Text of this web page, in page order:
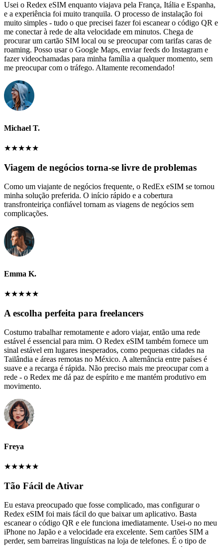
Usei o Redex eSIM enquanto viajava pela França, Itália e Espanha,
e a experiência foi muito tranquila. O processo de instalação foi
muito simples - tudo o que precisei fazer foi escanear o código QR e
me conectar à rede de alta velocidade em minutos. Chega de
procurar um cartão SIM local ou se preocupar com tarifas caras de
roaming. Posso usar o Google Maps, enviar feeds do Instagram e
fazer videochamadas para minha família a qualquer momento, sem
me preocupar com o tráfego. Altamente recomendado!
Michael T.
★★★★★
Viagem de negócios torna-se livre de problemas
Como um viajante de negócios frequente, o RedEx eSIM se tornou
minha solução preferida. O início rápido e a cobertura
transfronteiriça confiável tornam as viagens de negócios sem
complicações.
Emma K.
★★★★★
A escolha perfeita para freelancers
Costumo trabalhar remotamente e adoro viajar, então uma rede
estável é essencial para mim. O Redex eSIM também fornece um
sinal estável em lugares inesperados, como pequenas cidades na
Tailândia e áreas remotas no México. A alternância entre países é
suave e a recarga é rápida. Não preciso mais me preocupar com a
rede - o Redex me dá paz de espírito e me mantém produtivo em
movimento.
Freya
★★★★★
Tão Fácil de Ativar
Eu estava preocupado que fosse complicado, mas configurar o
Redex eSIM foi mais fácil do que baixar um aplicativo. Basta
escanear o código QR e ele funciona imediatamente. Usei-o no meu
iPhone no Japão e a velocidade era excelente. Sem cartões SIM a
perder, sem barreiras linguísticas na loja de telefones. É o tipo de